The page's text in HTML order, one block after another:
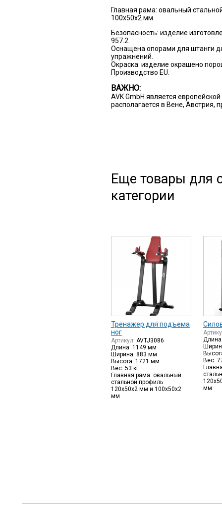
Главная рама: овальный
100х50х2 мм
Безопасность: изделие
957.2.
Оснащена опорами для штанги
упражнений.
Окраска: изделие окрашено
Производство EU.
ВАЖНО:
AVK GmbH является
располагается в Вене, Австрия,
Еще товары для
категории
Тренажер для подъема
ног
Артикул: AVTJ3086
Длина: 1149 мм
Ширина: 883 мм
Высота: 1721 мм
Вес: 53 кг
Главная рама: овальный
стальной профиль
120х50х2 мм и 100х50х2
мм
Вес:
мм